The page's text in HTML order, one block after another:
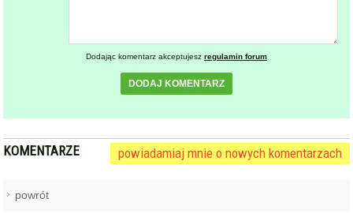
Dodając komentarz akceptujesz regulamin forum
DODAJ KOMENTARZ
KOMENTARZE powiadamiaj mnie o nowych komentarzach
powrót